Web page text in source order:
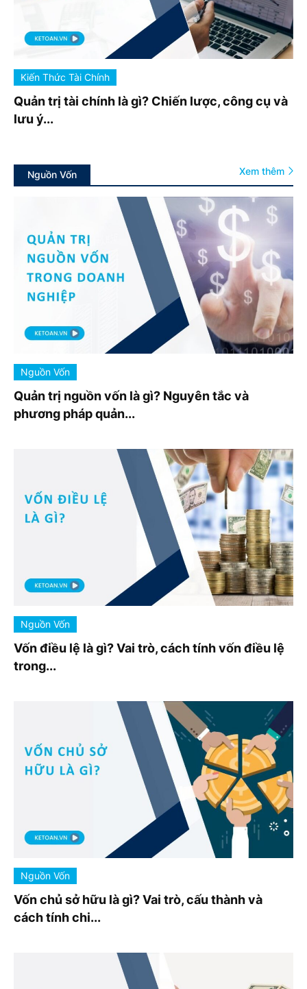
Kiến Thức Tài Chính
Quản trị tài chính là gì? Chiến lược, công cụ và
lưu ý...
Nguồn Vốn Xem thêm
Nguồn Vốn
Quản trị nguồn vốn là gì? Nguyên tắc và
phương pháp quản...
Nguồn Vốn
Vốn điều lệ là gì? Vai trò, cách tính vốn điều lệ
trong...
Nguồn Vốn
Vốn chủ sở hữu là gì? Vai trò, cấu thành và
cách tính chi...